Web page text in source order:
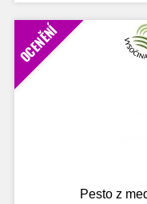
OCENĚNÍ
Pesto z